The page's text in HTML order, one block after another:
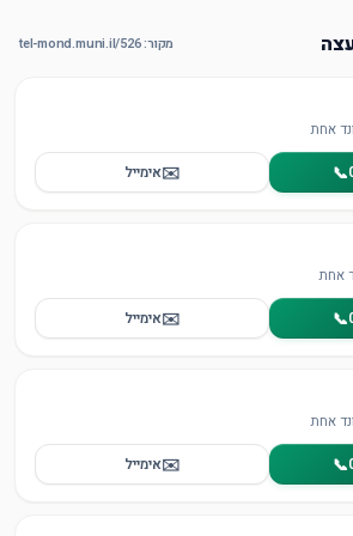
מקור: tel-mond.muni.il/526
אחת
📞
✉️אימייל
אחת
📞
✉️אימייל
אחת
📞
✉️אימייל